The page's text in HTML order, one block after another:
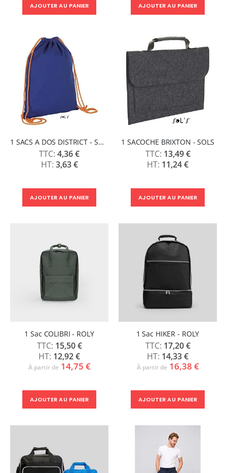
AJOUTER AU PANIER AJOUTER AU PANIER
1 SACS A DOS DISTRICT - SOLS
4,36 €
3,63 €
AJOUTER AU PANIER
1 SACOCHE BRIXTON - SOLS
13,49 €
11,24 €
AJOUTER AU PANIER
1 Sac COLIBRI - ROLY
15,50 €
12,92 €
À partir de 14,75 €
AJOUTER AU PANIER
1 Sac HIKER - ROLY
17,20 €
14,33 €
À partir de 16,38 €
AJOUTER AU PANIER